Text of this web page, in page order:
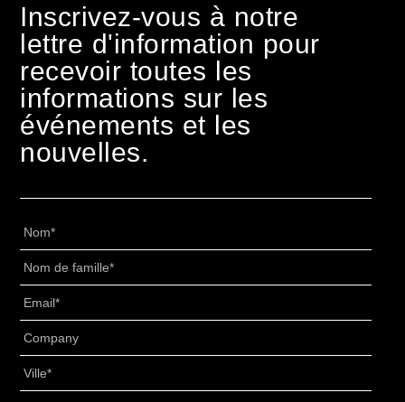
Inscrivez-vous à notre
lettre d'information pour
recevoir toutes les
informations sur les
événements et les
nouvelles.
Titolo *